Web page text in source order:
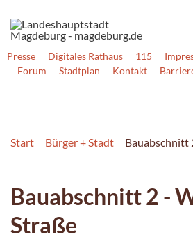
Presse Digitales Rathaus 115
Forum
Stadtplan Kontakt
Start Bürger + Stadt Bauabschnitt
Bauabschnitt 2 -
Straße